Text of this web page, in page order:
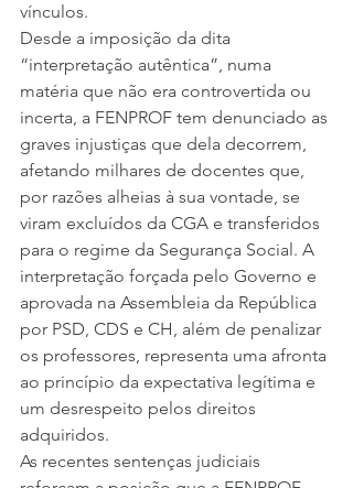
vínculos.
Desde a imposição da dita
“interpretação autêntica”, numa
matéria que não era controvertida ou
incerta, a FENPROF tem denunciado as
graves injustiças que dela decorrem,
afetando milhares de docentes que,
por razões alheias à sua vontade, se
viram excluídos da CGA e transferidos
para o regime da Segurança Social. A
interpretação forçada pelo Governo e
aprovada na Assembleia da República
por PSD, CDS e CH, além de penalizar
os professores, representa uma afronta
ao princípio da expectativa legítima e
um desrespeito pelos direitos
adquiridos.
As recentes sentenças judiciais